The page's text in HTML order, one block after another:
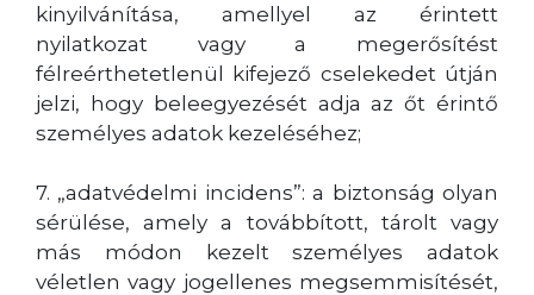
kinyilvánítása, amellyel az érintett
nyilatkozat vagy a megerősítést
félreérthetetlenül kifejező cselekedet útján
jelzi, hogy beleegyezését adja az őt érintő
személyes adatok kezeléséhez;
7. „adatvédelmi incidens”: a biztonság olyan
sérülése, amely a továbbított, tárolt vagy
más módon kezelt személyes adatok
véletlen vagy jogellenes megsemmisítését,